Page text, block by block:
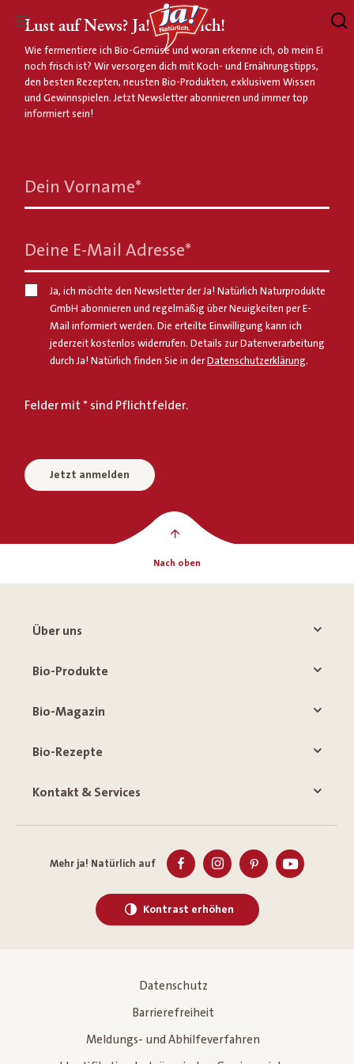
Lust auf News? Ja! Natürlich!
Wie fermentiere ich Bio-Gemüse und woran erkenne ich, ob mein Ei
noch frisch ist? Wir versorgen dich mit Koch- und Ernährungstipps,
den besten Rezepten, neusten Bio-Produkten, exklusivem Wissen
und Gewinnspielen. Jetzt Newsletter abonnieren und immer top
informiert sein!
Dein Vorname*
Deine E-Mail Adresse*
Ja, ich möchte den Newsletter der Ja! Natürlich Naturprodukte
GmbH abonnieren und regelmäßig über Neuigkeiten per E-
Mail informiert werden. Die erteilte Einwilligung kann ich
jederzeit kostenlos widerrufen. Details zur Datenverarbeitung
durch Ja! Natürlich finden Sie in der Datenschutzerklärung.
Felder mit * sind Pflichtfelder.
Jetzt anmelden
Nach oben
Über uns
Bio-Produkte
Bio-Magazin
Bio-Rezepte
Kontakt & Services
Mehr ja! Natürlich auf
Kontrast erhöhen
Datenschutz
Barrierefreiheit
Meldungs- und Abhilfeverfahren